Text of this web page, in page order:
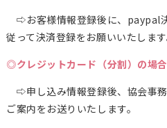
⇨お客様情報登録後に、paypal
従って決済登録をお願いいたします
◎クレジットカード（分割）の場合
⇨申し込み情報登録後、協会事
ご案内をお送りいたします。